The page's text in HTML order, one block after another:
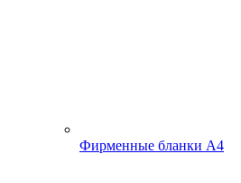
Фирменные бланки А4